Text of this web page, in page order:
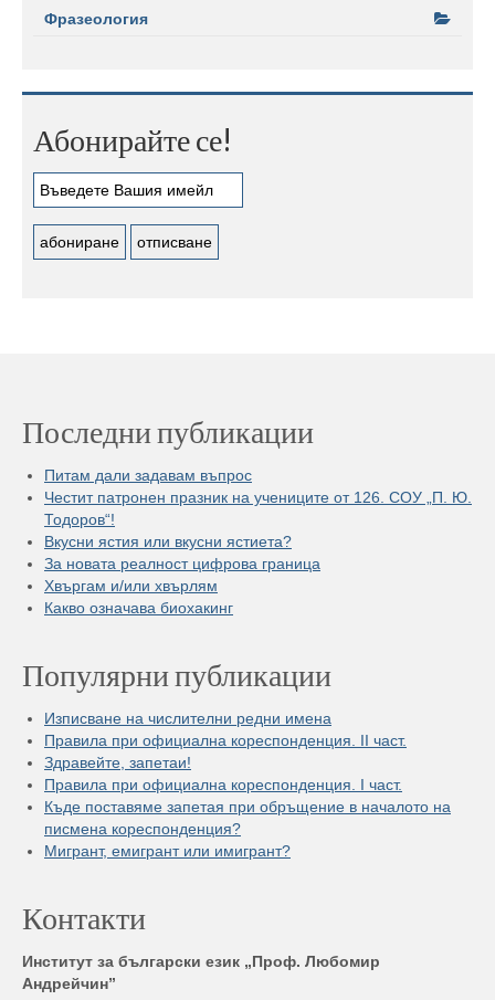
Фразеология
Абонирайте се!
Последни публикации
Питам дали задавам въпрос
Честит патронен празник на учениците от 126. СОУ „П. Ю.
Тодоров“!
Вкусни ястия или вкусни ястиета?
За новата реалност цифрова граница
Хвъргам и/или хвърлям
Какво означава биохакинг
Популярни публикации
Изписване на числителни редни имена
Правила при официална кореспонденция. II част.
Здравейте, запетаи!
Правила при официална кореспонденция. I част.
Къде поставяме запетая при обръщение в началото на
писмена кореспонденция?
Мигрант, емигрант или имигрант?
Контакти
Институт за български език „Проф. Любомир
Андрейчин”